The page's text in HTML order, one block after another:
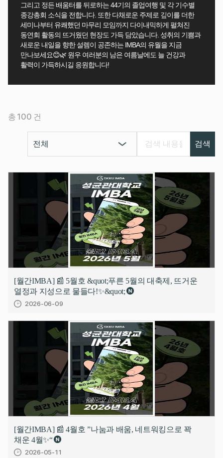
그리고 정든 배움터를 뒤로하는 44기의 졸업여행 및 각 기수별
종강총회 소식을 전합니다. 또한 다채로운 주제로 깊이를 더한
세미나부터 유쾌했던 마무리 모임까지 다이내믹하게 펼쳐진
동연회 활동의 뜨거웠던 현장도 가득 담았습니다. 성취의 기쁨과
새로운 내일을 향한 설렘이 공존하는 IMBA의 유월을 지금
만나보세요😊🌿 원우 여러분의 남은 여름날에도 늘 건강과
활력이 가득하시길 응원합니다!
총 100 건
[월간IMBA] 📰 5월호 &quot;푸른 5월의 대축제, 뜨거운
열정과 지성으로 물들다!✨&quot;
2026-06-09
[월간IMBA] 📰 4월호 ”나눔과 배움, 네트워킹으로 꽉
채운 4월✨“
2026-05-11